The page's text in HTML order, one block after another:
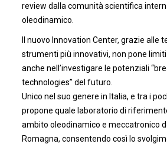
review dalla comunità scientifica
oleodinamico.
Il nuovo Innovation Center, grazie alle
strumenti più innovativi, non pone limiti
anche nell’investigare le potenziali
technologies” del futuro.
Unico nel suo genere in Italia, e tra i
propone quale laboratorio di
ambito oleodinamico e meccatronico
Romagna, consentendo così lo